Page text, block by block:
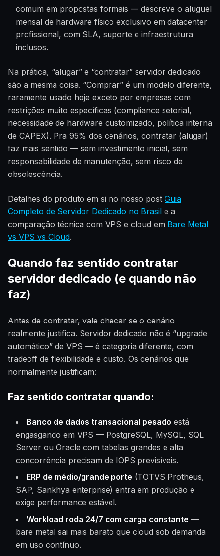
comum em propostas formais — descreve o aluguel
mensal de hardware físico exclusivo em datacenter
profissional, com SLA, suporte e infraestrutura
inclusos.
Na prática, “alugar” e “contratar” servidor dedicado
são a mesma coisa. “Comprar” é um modelo diferente,
raramente usado hoje exceto por empresas com
restrições muito específicas (compliance setorial,
necessidade de hardware customizado, política interna
de CAPEX). Pra 95% dos cenários, contratar (alugar)
faz mais sentido — sem investimento inicial, sem
responsabilidade de manutenção, sem risco de
obsolescência.
Detalhes do produto em si no nosso post Guia
Completo de Servidor Dedicado no Brasil e a
comparação técnica com VPS e cloud em Bare Metal
vs VPS vs Cloud.
Quando faz sentido contratar
servidor dedicado (e quando não
faz)
Antes de contratar, vale checar se o cenário
realmente justifica. Servidor dedicado não é “upgrade
automático” de VPS — é categoria diferente, com
tradeoff de flexibilidade e custo. Os cenários que
normalmente justificam:
Faz sentido contratar quando:
Banco de dados transacional pesado está
engasgando em VPS — PostgreSQL, MySQL, SQL
Server ou Oracle com tabelas grandes e alta
concorrência precisam de IOPS previsíveis.
ERP de médio/grande porte (TOTVS Protheus,
SAP, Sankhya enterprise) entra em produção e
exige performance estável.
Workload roda 24/7 com carga constante —
bare metal sai mais barato que cloud sob demanda
em uso contínuo.